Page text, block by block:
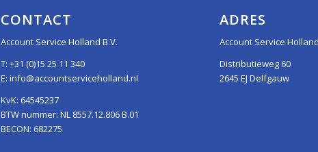
CONTACT
Account Service Holland B.V.
T: +31 (0)15 25 11 340
E: info@accountserviceholland.nl
KvK: 64545237
BTW nummer: NL 8557.12.806 B.01
BECON: 682275
ADRES
Account Service
Distributieweg 60
2645 EJ Delfgauw